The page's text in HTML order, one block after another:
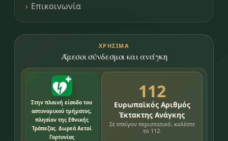
Επικοινωνία
ΧΡΉΣΙΜΑ
Άμεσοι σύνδεσμοι και ανάγκη
Στην πλαινή είσοδο του
αστυνομικού τμήματος,
πλησίον της Εθνικής
Τράπεζας. Δωρεά Αετοί
Γορτυνίας
112
Ευρωπαϊκός Αριθμός
Έκτακτης Ανάγκης
Σε επείγον περιστατικό, καλέστε
το 112.